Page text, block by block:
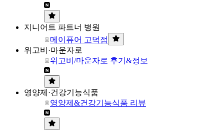
지니어트 파트너 병원
메이퓨어 고덕점
위고비·마운자로
위고비/마운자로 후기&정보
영양제·건강기능식품
영양제&건강기능식품 리뷰